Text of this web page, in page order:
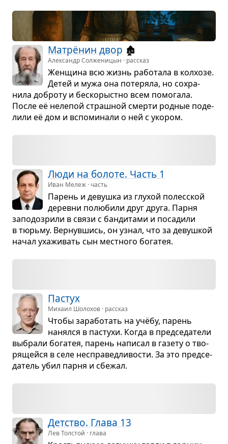
Мат­рёнин двор 🏚️
Александр Солженицын · рассказ
Жен­щина всю жизнь рабо­тала в кол­хозе.
Детей и мужа она поте­ряла, но сохра­
нила доброту и бес­ко­рыстно всем помо­гала.
После её неле­пой страш­ной смерти род­ные поде­
лили её дом и вспо­ми­нали о ней с уко­ром.
Люди на болоте. Часть 1
Иван Мележ · часть
Парень и девушка из глу­хой полес­ской
деревни полю­били друг друга. Парня
запо­до­зрили в связи с бан­ди­тами и поса­дили
в тюрьму. Вер­нув­шись, он узнал, что за девуш­кой
начал уха­жи­вать сын мест­ного бога­тея.
Пастух
Михаил Шолохов · рассказ
Чтобы зара­бо­тать на учёбу, парень
нанялся в пастухи. Когда в пред­се­да­тели
выбрали бога­тея, парень напи­сал в газету о тво­
ря­щейся в селе неспра­вед­ли­во­сти. За это пред­се­
да­тель убил парня и сбе­жал.
Дет­ство. Глава 13
Лев Толстой · глава